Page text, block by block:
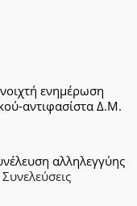
ενημέρωση
αντιφασίστα Δ.Μ.
αλληλεγγύης